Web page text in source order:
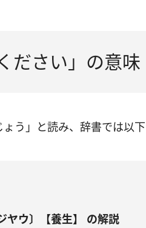
ださい」の意味
ょう」と読み、辞書では以
ヤウ〕【養生】 の解説